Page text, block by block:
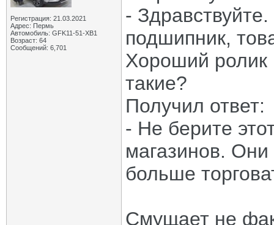
Регистрация: 21.03.2021
Адрес: Пермь
Автомобиль: GFK11-51-ХВ1
Возраст: 64
Сообщений: 6,701
-
подшипник,
Хороший ролик
такие?
Получил ответ:
- Не берите
магазинов.
больше
Смущает не